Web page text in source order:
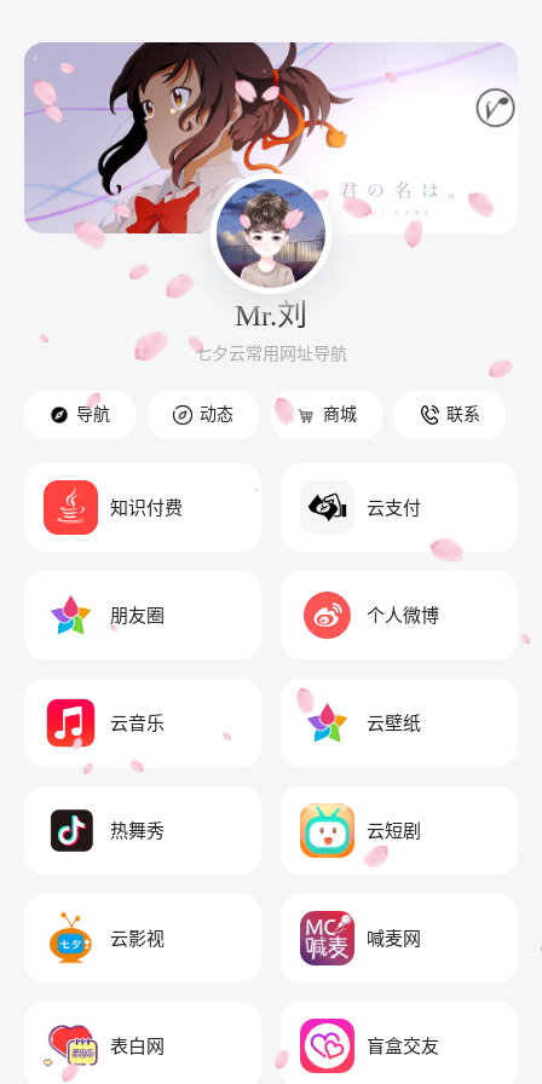
Mr.刘
七夕云常用网址导航
导航 动态 商城 联系
知识付费 云支付
朋友圈 个人微博
云音乐 云壁纸
热舞秀 云短剧
云影视 喊麦网
表白网 盲盒交友